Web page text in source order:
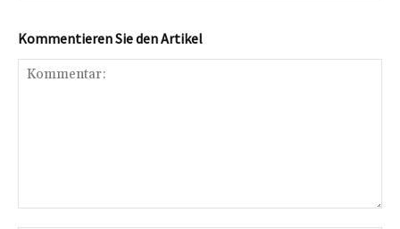
Kommentieren Sie den Artikel